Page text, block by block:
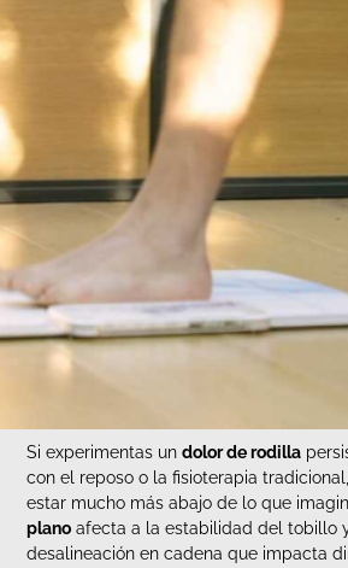
Si experimentas undolor de rodilla
con el reposo o la fisioterapia
estar mucho más abajo de lo que
plano afecta a la estabilidad del tobillo
desalineación en cadena que impacta